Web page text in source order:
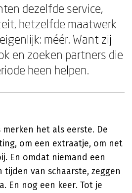
dezelfde service,
hetzelfde maatwerk
méér. Want zij
en zoeken partners die
heen helpen.
merken het als eerste. De
om een extraatje, om net
En omdat niemand een
van schaarste, zeggen
En nog een keer. Tot je